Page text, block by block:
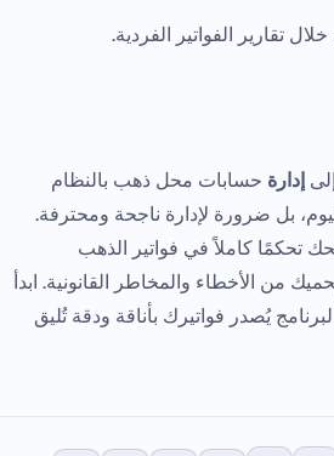
تقارير الفواتير الفردية.
إدارة حسابات محل ذهب بالنظام
بل ضرورة لإدارة ناجحة ومحترفة.
تحكمًا كاملاً في فواتير الذهب
من الأخطاء والمخاطر القانونية. ابدأ
يُصدر فواتيرك بأناقة ودقة تُليق